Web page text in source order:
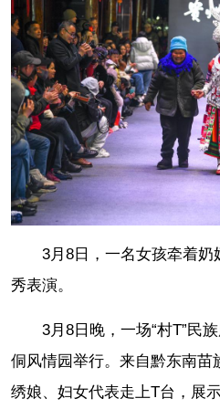
3月8日，一名女孩牵着奶
秀表演。
3月8日晚，一场“村T”民
侗风情园举行。来自黔东南苗
绣娘、妇女代表走上T台，展